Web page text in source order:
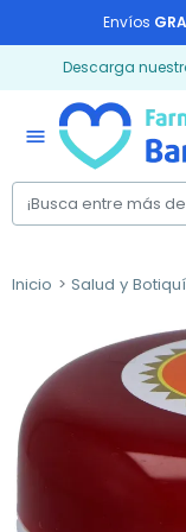
Envíos
Descarga
menu
Inicio Salud y